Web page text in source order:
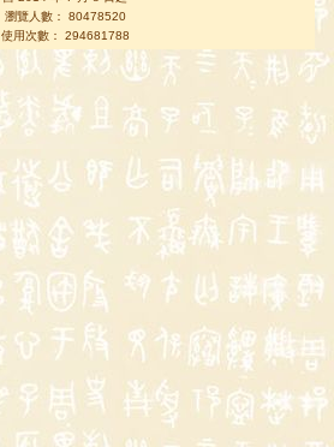
瀏覽人數： 80478520
使用次數： 294681788